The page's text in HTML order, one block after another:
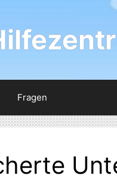
Fragen